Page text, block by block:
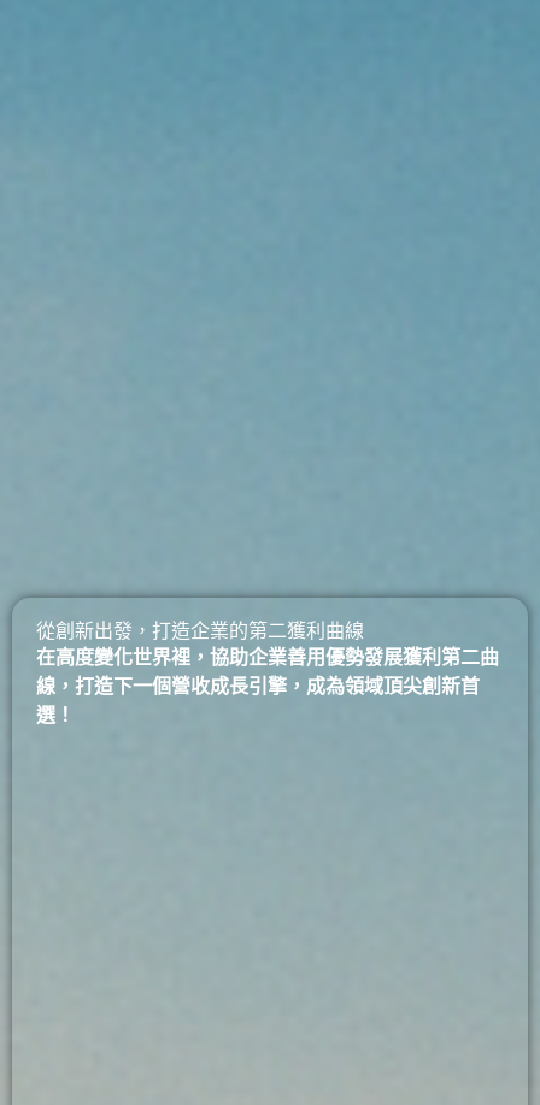
從創新出發，打造企業的第二獲利曲線
在高度變化世界裡，協助企業善用優勢發展獲利第二曲
線，打造下一個營收成長引擎，成為領域頂尖創新首
選！